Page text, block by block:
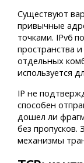
Существуют
привычные
точками. IPv6
пространства
отдельных
используется
IP не
способен
дошел ли
без
механизмы